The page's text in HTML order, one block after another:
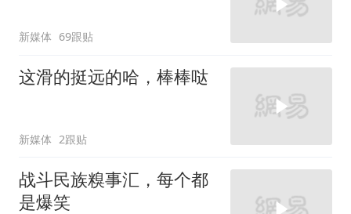
新媒体 69跟贴
这滑的挺远的哈，棒棒哒
新媒体 2跟贴
战斗民族糗事汇，每个都
是爆笑